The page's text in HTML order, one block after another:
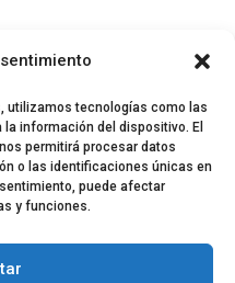
utilizamos tecnologías como las
información del dispositivo. El
permitirá procesar datos
o las identificaciones únicas en
puede afectar
y funciones.